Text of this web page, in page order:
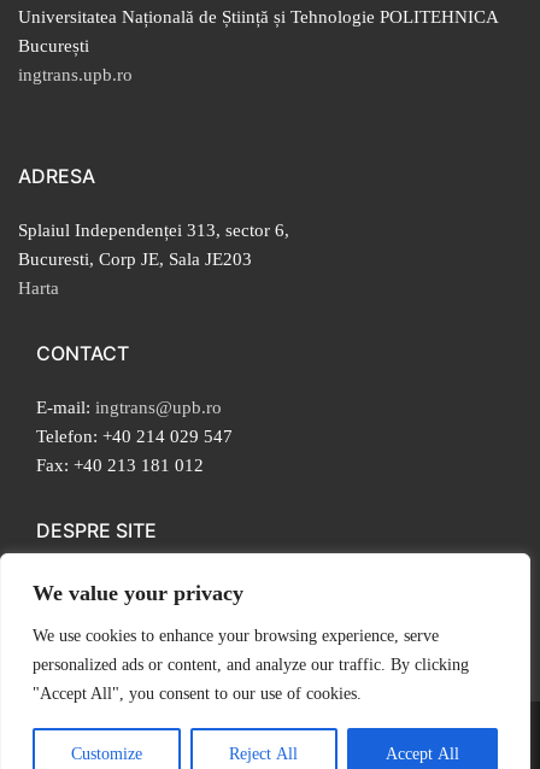
We value your privacy
We use cookies to enhance your browsing experience, serve
personalized ads or content, and analyze our traffic. By clicking
"Accept All", you consent to our use of cookies.
Customize Reject All Accept All
Universitatea Națională de Știință și Tehnologie POLITEHNICA
București
ingtrans.upb.ro
ADRESA
Splaiul Independenței 313, sector 6,
Bucuresti, Corp JE, Sala JE203
Harta
CONTACT
E-mail: ingtrans@upb.ro
Telefon: +40 214 029 547
Fax: +40 213 181 012
DESPRE SITE
Copyright ©2026.
Mai multe…